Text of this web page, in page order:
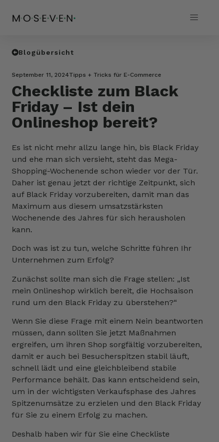
Blogübersicht
September 11, 2024Tipps + Tricks für E-Commerce
Checkliste zum Black
Friday – Ist dein
Onlineshop bereit?
Es ist nicht mehr allzu lange hin, bis Black Friday
und ehe man sich versieht, steht das Mega-
Shopping-Wochenende schon wieder vor der Tür.
Daher ist genau jetzt der richtige Zeitpunkt, sich
auf Black Friday vorzubereiten, damit man das
Maximum aus diesem umsatzstärksten
Wochenende des Jahres für sich herausholen
kann.
Doch was ist zu tun, welche Schritte führen Ihr
Unternehmen zum Erfolg?
Zunächst sollte man sich die Frage stellen: „Ist
mein Onlineshop wirklich bereit, die Hochsaison
rund um den Black Friday zu überstehen?“
Wenn Sie diese Frage mit einem Nein beantworten
müssen, dann sollten Sie jetzt Maßnahmen
ergreifen, um ihren Shop sorgfältig vorzubereiten,
damit er auch bei Besucherspitzen stabil läuft,
schnell lädt und eine gleichbleibend stabile
Performance behält. Das kann entscheidend sein,
um in der wichtigsten Verkaufsphase des Jahres
Spitzenumsätze zu erzielen und den Black Friday
für Sie zu einem Erfolg zu machen.
Deshalb haben wir für Sie eine Checkliste